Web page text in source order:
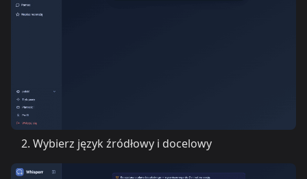
Wybierz język źródłowy i docelowy